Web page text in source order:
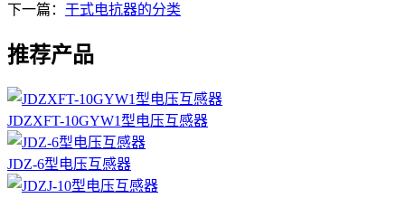
下一篇： 干式电抗器的分类
推荐产品
JDZXFT-10GYW1型电压互感器
JDZ-6型电压互感器